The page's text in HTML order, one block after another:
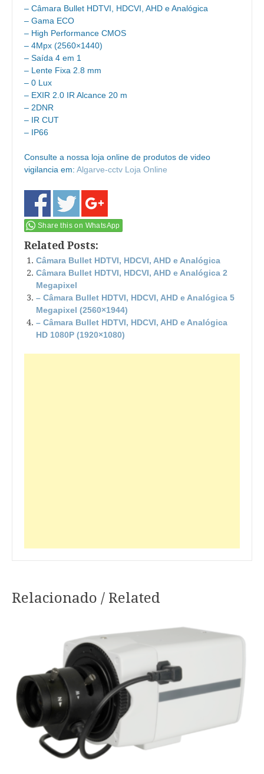
– Câmara Bullet HDTVI, HDCVI, AHD e Analógica
– Gama ECO
– High Performance CMOS
– 4Mpx (2560×1440)
– Saída 4 em 1
– Lente Fixa 2.8 mm
– 0 Lux
– EXIR 2.0 IR Alcance 20 m
– 2DNR
– IR CUT
– IP66
Consulte a nossa loja online de produtos de video
vigilancia em: Algarve-cctv Loja Online
Share this on WhatsApp
Related Posts:
Câmara Bullet HDTVI, HDCVI, AHD e Analógica
Câmara Bullet HDTVI, HDCVI, AHD e Analógica 2
Megapixel
– Câmara Bullet HDTVI, HDCVI, AHD e Analógica 5
Megapixel (2560×1944)
– Câmara Bullet HDTVI, HDCVI, AHD e Analógica
HD 1080P (1920×1080)
Relacionado / Related
artigos